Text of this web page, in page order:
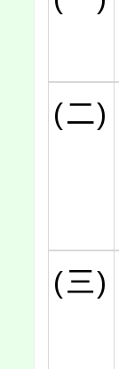
(二)
(三)